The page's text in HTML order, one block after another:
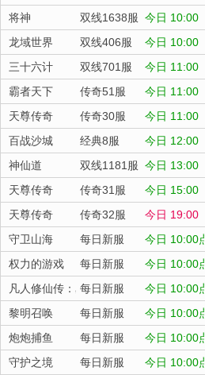
将神
双线1638服 今日 10:00
龙域世界
双线406服
今日 10:00
三十六计
双线701服
今日 11:00
霸者天下
传奇51服
今日 11:00
天尊传奇
传奇30服
今日 11:00
百战沙城
经典8服
今日 12:00
神仙道
双线1181服 今日 13:00
天尊传奇
传奇31服
今日 15:00
天尊传奇
传奇32服
今日 19:00
守卫山海
每日新服
今日 10:00点
权力的游戏
每日新服
今日 10:00点
凡人修仙传：星海飞驰
每日新服
今日 10:00点
黎明召唤
每日新服
今日 10:00点
炮炮捕鱼
每日新服
今日 10:00点
守护之境
每日新服
今日 10:00点